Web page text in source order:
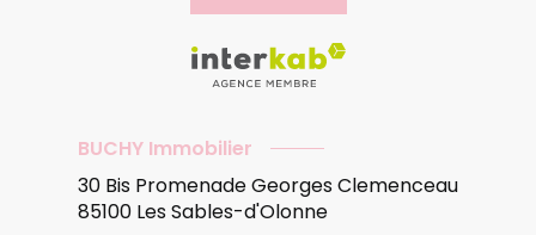
BUCHY Immobilier
30 Bis Promenade Georges Clemenceau
85100 Les Sables-d'Olonne